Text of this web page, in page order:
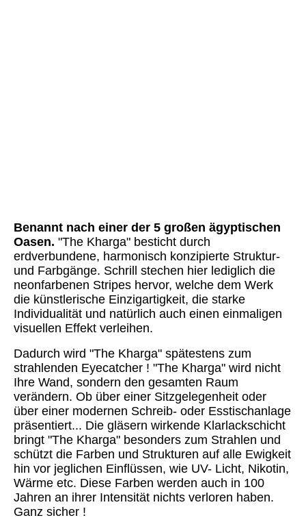
Benannt nach einer der 5 großen ägyptischen
Oasen. "The Kharga" besticht durch
erdverbundene, harmonisch konzipierte Struktur-
und Farbgänge. Schrill stechen hier lediglich die
neonfarbenen Stripes hervor, welche dem Werk
die künstlerische Einzigartigkeit, die starke
Individualität und natürlich auch einen einmaligen
visuellen Effekt verleihen.
Dadurch wird "The Kharga" spätestens zum
strahlenden Eyecatcher ! "The Kharga" wird nicht
Ihre Wand, sondern den gesamten Raum
verändern. Ob über einer Sitzgelegenheit oder
über einer modernen Schreib- oder Esstischanlage
präsentiert... Die gläsern wirkende Klarlackschicht
bringt "The Kharga" besonders zum Strahlen und
schützt die Farben und Strukturen auf alle Ewigkeit
hin vor jeglichen Einflüssen, wie UV- Licht, Nikotin,
Wärme etc. Diese Farben werden auch in 100
Jahren an ihrer Intensität nichts verloren haben.
Ganz sicher !